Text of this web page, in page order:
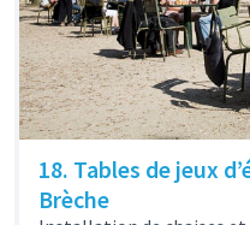
18. Tables de jeux
Brèche